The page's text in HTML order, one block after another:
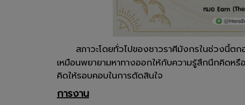
สภาวะโดยทั่วไปของชาวราศีมังกรในช่วงนี้ต
เหมือนพยายามหาทางออกให้กับความรู้สึกนึกคิดหรื
คิดให้รอบคอบในการตัดสินใจ
การงาน